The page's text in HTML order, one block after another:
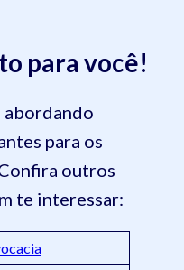
para você!
abordando
para os
outros
te interessar: